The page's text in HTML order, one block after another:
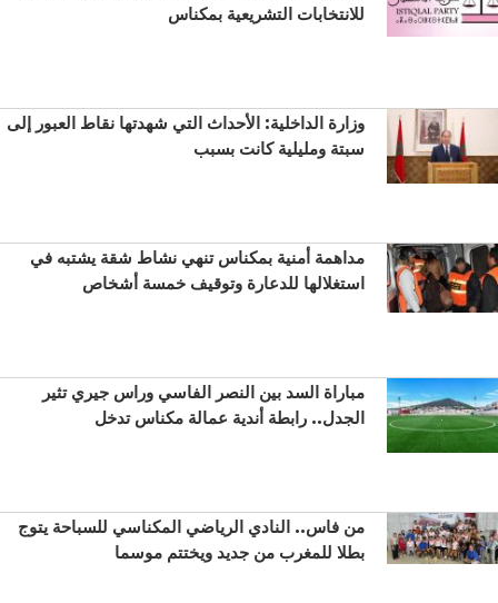
للانتخابات التشريعية بمكناس
وزارة الداخلية: الأحداث التي شهدتها نقاط العبور إلى
سبتة ومليلية كانت بسبب
مداهمة أمنية بمكناس تنهي نشاط شقة يشتبه في
استغلالها للدعارة وتوقيف خمسة أشخاص
مباراة السد بين النصر الفاسي وراس جيري تثير
الجدل.. رابطة أندية عمالة مكناس تدخل
من فاس.. النادي الرياضي المكناسي للسباحة يتوج
بطلا للمغرب من جديد ويختتم موسما